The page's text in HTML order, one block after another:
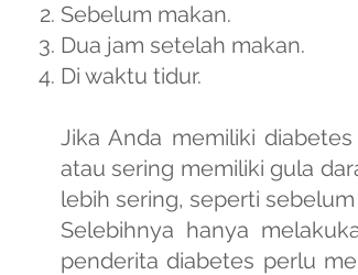
Sebelum makan.
Dua jam setelah makan.
Di waktu tidur.
Jika Anda memiliki
atau sering memiliki gula
lebih sering, seperti
Selebihnya hanya
penderita diabetes perlu